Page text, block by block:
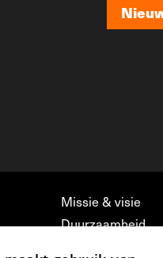
Missie & visie
Duurzaamheid